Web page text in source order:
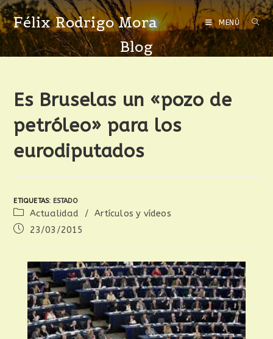
Félix Rodrigo Mora MENÚ
Blog
Es Bruselas un «pozo de
petróleo» para los
eurodiputados
ETIQUETAS: ESTADO
Actualidad /
Artículos y vídeos
23/03/2015